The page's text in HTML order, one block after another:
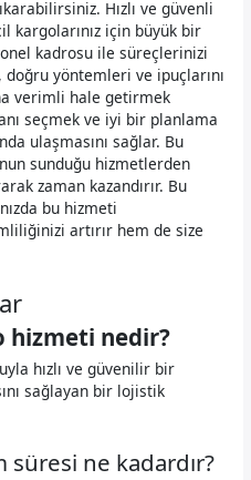
Hızlı ve güvenli
kargolarınız için büyük bir
kadrosu ile süreçlerinizi
doğru yöntemleri ve ipuçlarını
verimli hale getirmek
seçmek ve iyi bir planlama
ulaşmasını sağlar. Bu
sunduğu hizmetlerden
zaman kazandırır. Bu
bu hizmeti
artırır hem de size
hizmeti nedir?
hızlı ve güvenilir bir
sağlayan bir lojistik
ne kadardır?